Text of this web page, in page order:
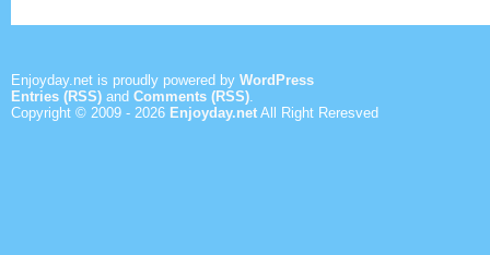
Enjoyday.net is proudly powered by WordPress
Entries (RSS) and Comments (RSS).
Copyright © 2009 - 2026 Enjoyday.net All Right Reresved